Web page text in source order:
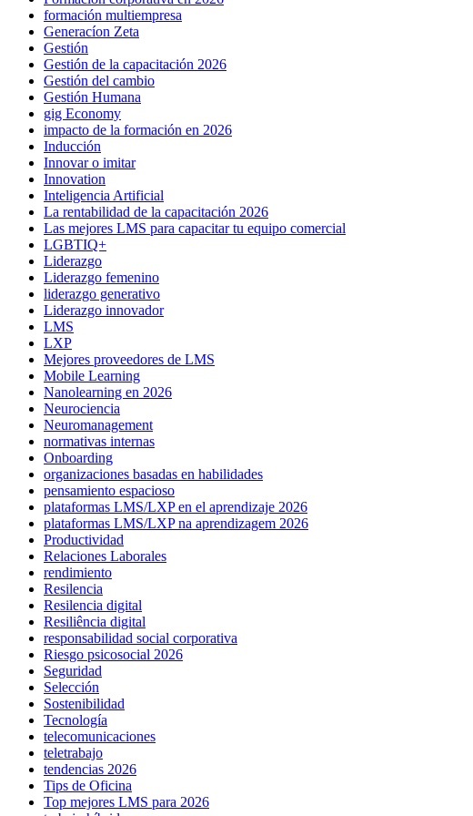
formación multiempresa
Generacíon Zeta
Gestión
Gestión de la capacitación 2026
Gestión del cambio
Gestión Humana
gig Economy
impacto de la formación en 2026
Inducción
Innovar o imitar
Innovation
Inteligencia Artificial
La rentabilidad de la capacitación 2026
Las mejores LMS para capacitar tu equipo comercial
LGBTIQ+
Liderazgo
Liderazgo femenino
liderazgo generativo
Liderazgo innovador
LMS
LXP
Mejores proveedores de LMS
Mobile Learning
Nanolearning en 2026
Neurociencia
Neuromanagement
normativas internas
Onboarding
organizaciones basadas en habilidades
pensamiento espacioso
plataformas LMS/LXP en el aprendizaje 2026
plataformas LMS/LXP na aprendizagem 2026
Productividad
Relaciones Laborales
rendimiento
Resilencia
Resilencia digital
Resiliência digital
responsabilidad social corporativa
Riesgo psicosocial 2026
Seguridad
Selección
Sostenibilidad
Tecnología
telecomunicaciones
teletrabajo
tendencias 2026
Tips de Oficina
Top mejores LMS para 2026